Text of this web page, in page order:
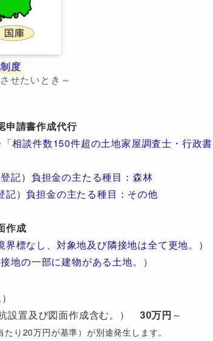
度
せたいとき～
申請書作成代行
相談件数150件超の土地家屋調査士・行政書
）負担金の主たる種目：森林
）負担金の主たる種目：その他
作成
標なし、対象地及び隣接地は全て更地。）
の一部に建物がある土地。 ）
杭設置及び図面作成含む。） 30万円 ～
り20万円が基準）が別途発生します。